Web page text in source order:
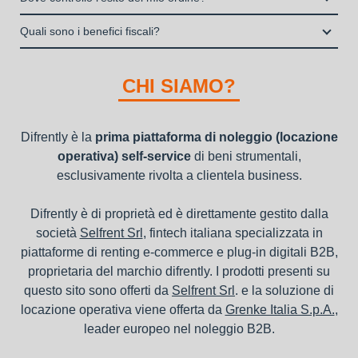
operativa di beni mobili strumentali (B2B), previa approvazione
della richiesta da parte della stessa.
Una volta fatto login vai sull’icona con l’omino e clicca su
Quali sono i benefici fiscali?
nel bilancio, poiché i canoni vengono considerati un servizio. I
canoni di noleggio sono deducibili ai fini IRES e IRAP
CHI SIAMO?
Difrently è la prima piattaforma di noleggio (locazione
operativa) self-servicedi beni strumentali,
esclusivamente rivolta a clientela business.
Difrently è di proprietà ed è direttamente gestito dalla
società Selfrent Srl , fintech italiana specializzata in
piattaforme di renting e-commerce e plug-in digitali B2B,
proprietaria del marchio difrently. I prodotti presenti su
questo sito sono offerti da Selfrent Srl . e la soluzione di
locazione operativa viene offerta da Grenke Italia S.p.A.,
leader europeo nel noleggio B2B.